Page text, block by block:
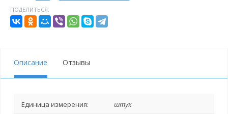
ПОДЕЛИТЬСЯ:
Описание Отзывы
Единица измерения: штук